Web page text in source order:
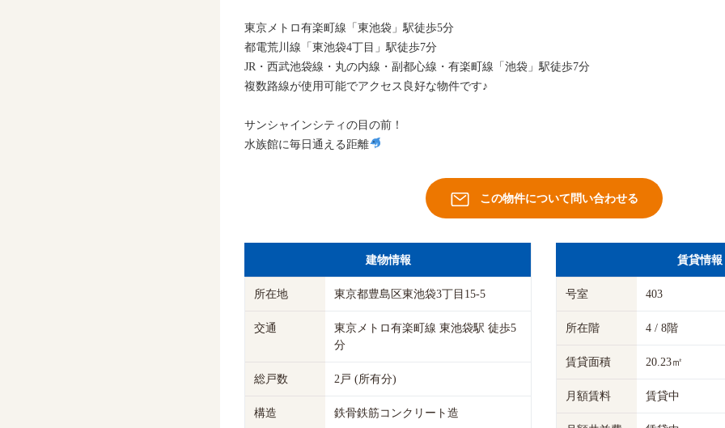
東京メトロ有楽町線「東池袋」駅徒歩5分
都電荒川線「東池袋4丁目」駅徒歩7分
JR・西武池袋線・丸の内線・副都心線・有楽町線「池袋」駅徒歩7分
複数路線が使用可能でアクセス良好な物件です♪
サンシャインシティの目の前！
水族館に毎日通える距離
この物件について問い合わせる
建物情報
所在地 東京都豊島区東池袋3丁目15-5
交通
東京メトロ有楽町線 東池袋駅 徒歩5
分
総戸数 2戸 (所有分)
構造 鉄骨鉄筋コンクリート造
賃貸情報
号室 403
所在階 4 / 8階
賃貸面積 20.23㎡
月額賃料 賃貸中